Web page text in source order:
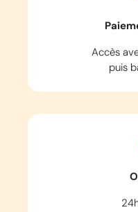
Accès
puis